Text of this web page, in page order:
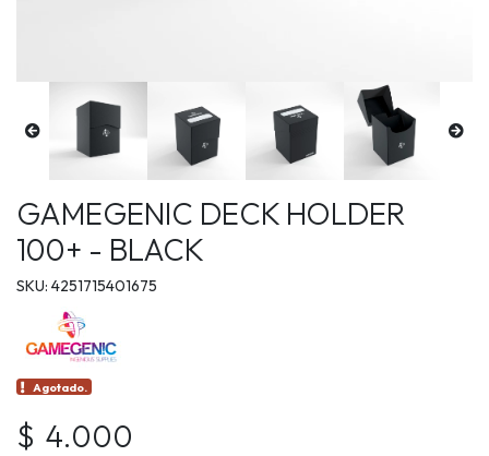
GAMEGENIC DECK HOLDER
100+ - BLACK
SKU: 4251715401675
Agotado.
$ 4.000